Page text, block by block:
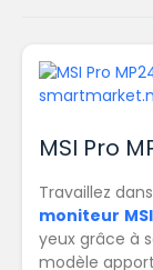
MSI Pro
Travaillez
moniteur MSI
yeux grâce à
modèle